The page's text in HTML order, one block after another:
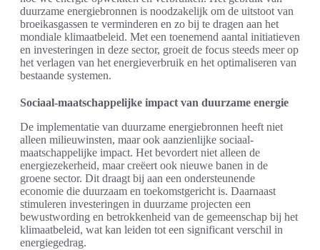
duurzame energiebronnen is noodzakelijk om de uitstoot van
broeikasgassen te verminderen en zo bij te dragen aan het
mondiale klimaatbeleid. Met een toenemend aantal initiatieven
en investeringen in deze sector, groeit de focus steeds meer op
het verlagen van het energieverbruik en het optimaliseren van
bestaande systemen.
Sociaal-maatschappelijke impact van duurzame energie
De implementatie van duurzame energiebronnen heeft niet
alleen milieuwinsten, maar ook aanzienlijke sociaal-
maatschappelijke impact. Het bevordert niet alleen de
energiezekerheid, maar creëert ook nieuwe banen in de
groene sector. Dit draagt bij aan een ondersteunende
economie die duurzaam en toekomstgericht is. Daarnaast
stimuleren investeringen in duurzame projecten een
bewustwording en betrokkenheid van de gemeenschap bij het
klimaatbeleid, wat kan leiden tot een significant verschil in
energiegedrag.